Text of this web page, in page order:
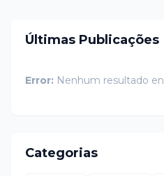
Últimas Publicações
Error: Nenhum resultado
Categorias